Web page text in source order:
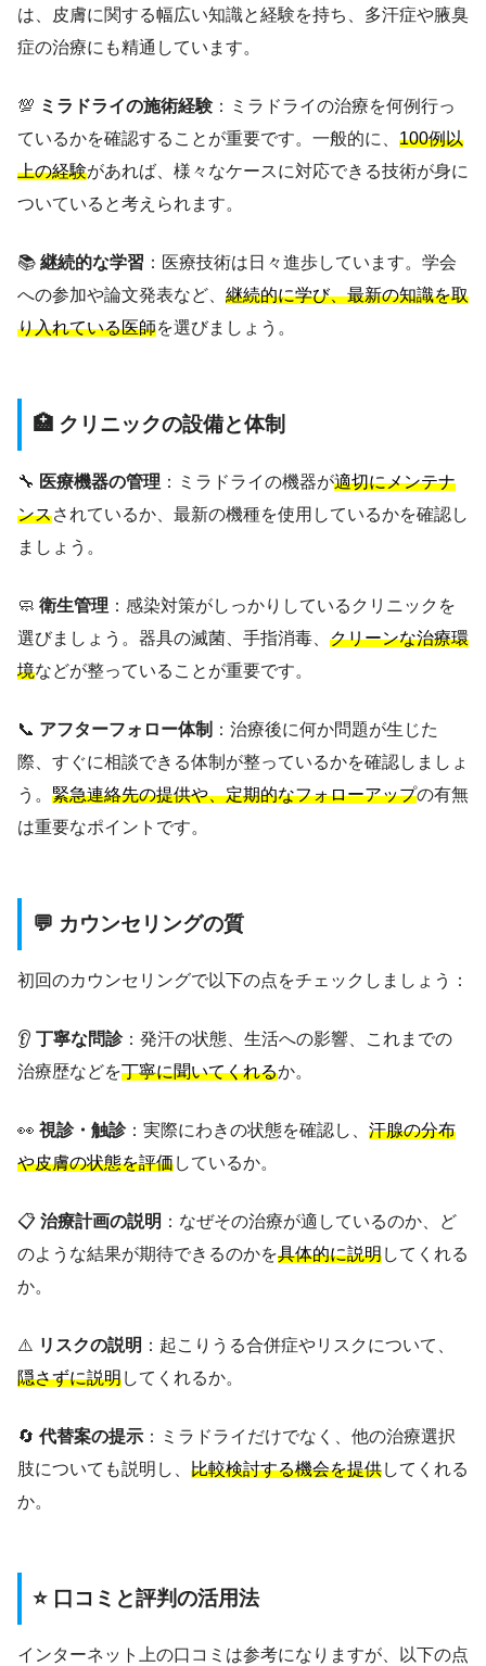
は、皮膚に関する幅広い知識と経験を持ち、多汗症や腋臭
症の治療にも精通しています。
💯 ミラドライの施術経験 ：ミラドライの治療を何例行っ
ているかを確認することが重要です。一般的に、 100例以
上の経験があれば、様々なケースに対応できる技術が身に
ついていると考えられます。
📚 継続的な学習 ：医療技術は日々進歩しています。学会
への参加や論文発表など、 継続的に学び、最新の知識を取
り入れている医師を選びましょう。
🏥 クリニックの設備と体制
🔧 医療機器の管理 ：ミラドライの機器が適切にメンテナ
ンスされているか、最新の機種を使用しているかを確認し
ましょう。
🧼 衛生管理 ：感染対策がしっかりしているクリニックを
選びましょう。器具の滅菌、手指消毒、 クリーンな治療環
境などが整っていることが重要です。
📞 アフターフォロー体制 ：治療後に何か問題が生じた
際、すぐに相談できる体制が整っているかを確認しましょ
う。 緊急連絡先の提供や、定期的なフォローアップの有無
は重要なポイントです。
💬 カウンセリングの質
初回のカウンセリングで以下の点をチェックしましょう：
👂 丁寧な問診：発汗の状態、生活への影響、これまでの
治療歴などを丁寧に聞いてくれるか。
👀 視診・触診：実際にわきの状態を確認し、 汗腺の分布
や皮膚の状態を評価しているか。
📋 治療計画の説明 ：なぜその治療が適しているのか、ど
のような結果が期待できるのかを具体的に説明してくれる
か。
⚠️ リスクの説明 ：起こりうる合併症やリスクについて、
隠さずに説明してくれるか。
🔄 代替案の提示 ：ミラドライだけでなく、他の治療選択
肢についても説明し、 比較検討する機会を提供してくれる
か。
⭐ 口コミと評判の活用法
インターネット上の口コミは参考になりますが、以下の点